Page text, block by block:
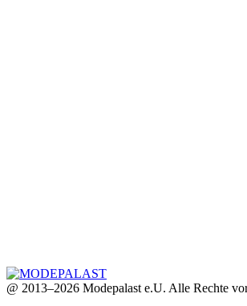
@ 2013–2026 Modepalast e.U. Alle Rechte